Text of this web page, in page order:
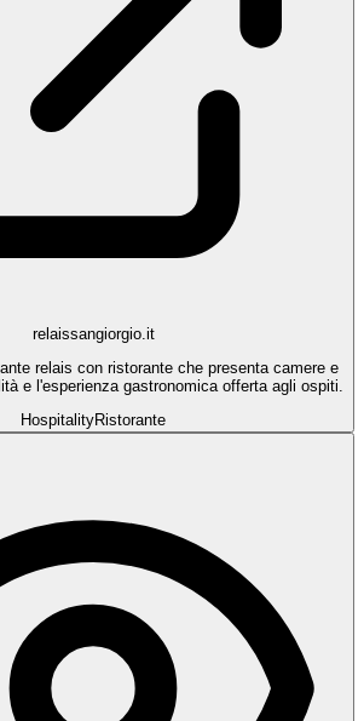
relaissangiorgio.it
relais con ristorante che presenta camere e
e l'esperienza gastronomica offerta agli ospiti.
HospitalityRistorante